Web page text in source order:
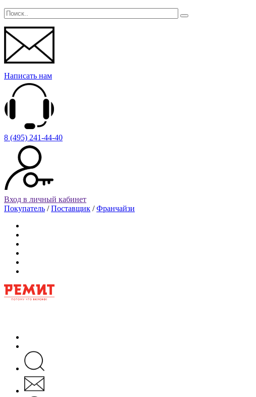
Написать нам
8 (495) 241-44-40
Вход в личный кабинет
Покупатель /Поставщик /Франчайзи